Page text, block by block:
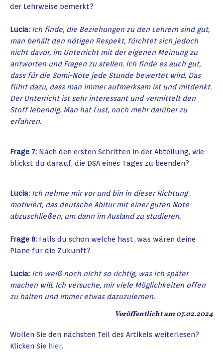
der Lehrweise bemerkt?
Lucia: Ich finde, die Beziehungen zu den Lehrern sind gut,
man behält den nötigen Respekt, fürchtet sich jedoch
nicht davor, im Unterricht mit der eigenen Meinung zu
antworten und Fragen zu stellen. Ich finde es auch gut,
dass für die Somi-Note jede Stunde bewertet wird. Das
führt dazu, dass man immer aufmerksam ist und mitdenkt.
Der Unterricht ist sehr interessant und vermittelt den
Stoff lebendig. Man hat Lust, noch mehr darüber zu
erfahren.
Frage 7: Nach den ersten Schritten in der Abteilung, wie
blickst du darauf, die DSA eines Tages zu beenden?
Lucia: Ich nehme mir vor und bin in dieser Richtung
motiviert, das deutsche Abitur mit einer guten Note
abzuschließen, um dann im Ausland zu studieren.
Frage 8: Falls du schon welche hast, was wären deine
Pläne für die Zukunft?
Lucia: Ich weiß noch nicht so richtig, was ich später
machen will. Ich versuche, mir viele Möglichkeiten offen
zu halten und immer etwas dazuzulernen.
Veröffentlicht am 07.02.2024
Wollen Sie den nächsten Teil des Artikels weiterlesen?
Klicken Sie hier.